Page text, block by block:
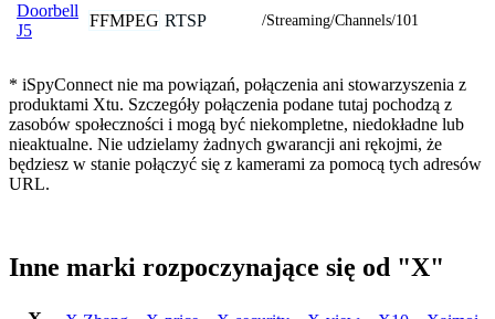
Doorbell
J5
FFMPEG RTSP /Streaming/Channels/101
* iSpyConnect nie ma powiązań, połączenia ani stowarzyszenia z
produktami Xtu. Szczegóły połączenia podane tutaj pochodzą z
zasobów społeczności i mogą być niekompletne, niedokładne lub
nieaktualne. Nie udzielamy żadnych gwarancji ani rękojmi, że
będziesz w stanie połączyć się z kamerami za pomocą tych adresów
URL.
Inne marki rozpoczynające się od "X"